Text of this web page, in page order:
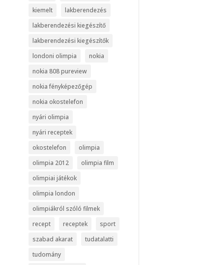
kiemelt
lakberendezés
lakberendezési kiegészítő
lakberendezési kiegészítők
londoni olimpia
nokia
nokia 808 pureview
nokia fényképezőgép
nokia okostelefon
nyári olimpia
nyári receptek
okostelefon
olimpia
olimpia 2012
olimpia film
olimpiai játékok
olimpia london
olimpiákról szóló filmek
recept
receptek
sport
szabad akarat
tudatalatti
tudomány